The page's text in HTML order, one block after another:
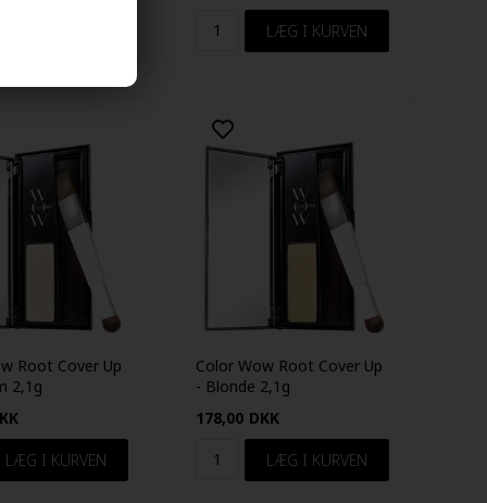
Root Cover Up
2,1g
Color Wow Root Cover Up
- Blonde 2,1g
178,00 DKK